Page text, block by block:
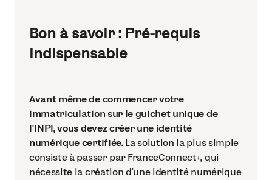
Bon à savoir : Pré-requis
indispensable
Avant même de commencer votre
immatriculation sur le guichet unique de
l’INPI, vous devez créer une identité
numérique certifiée. La solution la plus simple
consiste à passer par FranceConnect+, qui
nécessite la création d’une identité numérique